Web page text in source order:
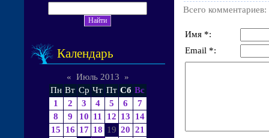
Календарь
« Июль 2013
»
Пн Вт Ср Чт Пт Сб Вс
1
2 3 4 5 6
7
8
9 10 11 12 13
14
15
16 17 18 19 20 21
Всего комментариев:
Имя *:
Email *: